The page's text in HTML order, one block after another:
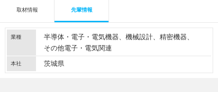
取材情報 先輩情報
業種 半導体・電子・電気機器 機械設計
精密機器
その他電子・電気関連
本社 茨城県